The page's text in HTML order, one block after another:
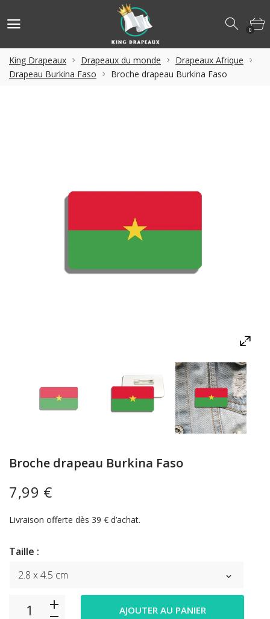
0
King Drapeaux Drapeaux du monde
Drapeaux Afrique
Drapeau Burkina Faso
Broche drapeau Burkina Faso
7,99 €
Broche drapeau Burkina Faso
Livraison offerte dès 39 € d’achat.
Taille :
AJOUTER AU PANIER